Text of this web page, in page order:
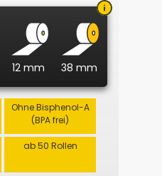
12 mm 38 mm
Ohne Bisphenol-A
(BPA frei)
ab 50 Rollen